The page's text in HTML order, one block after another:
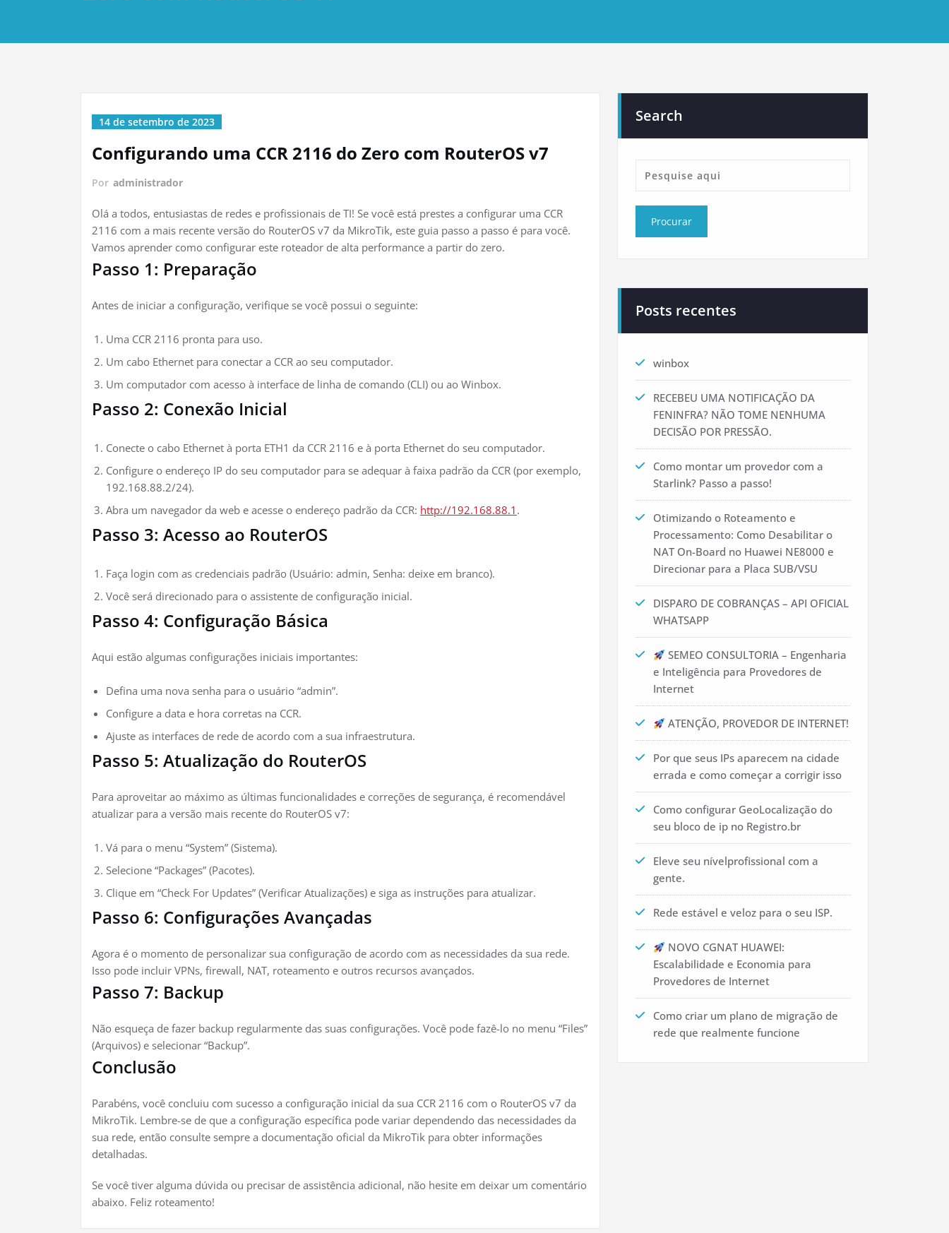
14 de setembro de 2023
Configurando uma CCR 2116 do Zero com RouterOS v7
Por administrador
Olá a todos, entusiastas de redes e profissionais de TI! Se você está prestes a configurar uma CCR
2116 com a mais recente versão do RouterOS v7 da MikroTik, este guia passo a passo é para você.
Vamos aprender como configurar este roteador de alta performance a partir do zero.
Passo 1: Preparação
Antes de iniciar a configuração, verifique se você possui o seguinte:
Uma CCR 2116 pronta para uso.
Um cabo Ethernet para conectar a CCR ao seu computador.
Um computador com acesso à interface de linha de comando (CLI) ou ao Winbox.
Passo 2: Conexão Inicial
Conecte o cabo Ethernet à porta ETH1 da CCR 2116 e à porta Ethernet do seu computador.
Configure o endereço IP do seu computador para se adequar à faixa padrão da CCR (por exemplo,
192.168.88.2/24).
Abra um navegador da web e acesse o endereço padrão da CCR: http://192.168.88.1 .
Passo 3: Acesso ao RouterOS
Faça login com as credenciais padrão (Usuário: admin, Senha: deixe em branco).
Você será direcionado para o assistente de configuração inicial.
Passo 4: Configuração Básica
Aqui estão algumas configurações iniciais importantes:
Defina uma nova senha para o usuário “admin”.
Configure a data e hora corretas na CCR.
Ajuste as interfaces de rede de acordo com a sua infraestrutura.
Passo 5: Atualização do RouterOS
Para aproveitar ao máximo as últimas funcionalidades e correções de segurança, é recomendável
atualizar para a versão mais recente do RouterOS v7:
Vá para o menu “System” (Sistema).
Selecione “Packages” (Pacotes).
Clique em “Check For Updates” (Verificar Atualizações) e siga as instruções para atualizar.
Passo 6: Configurações Avançadas
Agora é o momento de personalizar sua configuração de acordo com as necessidades da sua rede.
Isso pode incluir VPNs, firewall, NAT, roteamento e outros recursos avançados.
Passo 7: Backup
Não esqueça de fazer backup regularmente das suas configurações. Você pode fazê-lo no menu “Files”
(Arquivos) e selecionar “Backup”.
Conclusão
Parabéns, você concluiu com sucesso a configuração inicial da sua CCR 2116 com o RouterOS v7 da
MikroTik. Lembre-se de que a configuração específica pode variar dependendo das necessidades da
sua rede, então consulte sempre a documentação oficial da MikroTik para obter informações
detalhadas.
Se você tiver alguma dúvida ou precisar de assistência adicional, não hesite em deixar um comentário
abaixo. Feliz roteamento!
Search
Posts recentes
winbox
RECEBEU UMA NOTIFICAÇÃO DA
FENINFRA? NÃO TOME NENHUMA
DECISÃO POR PRESSÃO.
Como montar um provedor com a
Starlink? Passo a passo!
Otimizando o Roteamento e
Processamento: Como Desabilitar o
NAT On-Board no Huawei NE8000 e
Direcionar para a Placa SUB/VSU
DISPARO DE COBRANÇAS – API OFICIAL
WHATSAPP
SEMEO CONSULTORIA – Engenharia
e Inteligência para Provedores de
Internet
ATENÇÃO, PROVEDOR DE INTERNET!
Por que seus IPs aparecem na cidade
errada e como começar a corrigir isso
Como configurar GeoLocalização do
seu bloco de ip no Registro.br
Eleve seu nívelprofissional com a
gente.
Rede estável e veloz para o seu ISP.
NOVO CGNAT HUAWEI:
Escalabilidade e Economia para
Provedores de Internet
Como criar um plano de migração de
rede que realmente funcione